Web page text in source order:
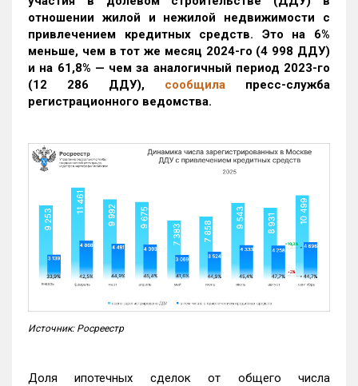
отношении жилой и нежилой недвижимости с
привлечением кредитных средств. Это на 6%
меньше, чем в тот же месяц 2024-го (4 998 ДДУ)
и на 61,8% — чем за аналогичный период 2023-го
(12 286 ДДУ), сообщила пресс-служба
регистрационного ведомства.
Источник: Росреестр
Доля ипотечных сделок от общего числа